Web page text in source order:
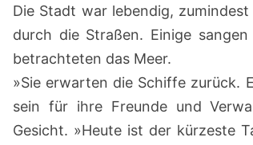
Die Stadt war lebendig,
durch die Straßen. Einige
betrachteten das Meer.
»Sie erwarten die Schiffe zurück.
sein für ihre Freunde und
Gesicht. »Heute ist der kürzeste